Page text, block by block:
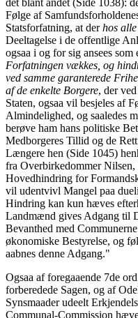
det blant andet (Side 1038):
Følge af
Statsforfatning, at derhos
Deeltagelse i de offentlige
ogsaa i og for sig ansees som
Forfatningen vækkes, og
ved samme garanterede
af de enkelte Borgere, der
Staten, ogsaa vil besjeles af
Almindelighed, og saaledes
berøve ham hans politiske
Medborgeres Tillid og de
Længere hen (Side 1045)
fra Overbirkedommer
Hovedhindring for
vil udentvivl Mangel paa
Hindring kan kun hæves
Landmænd gives Adgang til
Bevanthed med
økonomiske Bestyrelse, og
aabnes denne Adgang."
Ogsaa af foregaaende 7de
forberedede Sagen, og af
Synsmaader udeelt
Communal-Commission